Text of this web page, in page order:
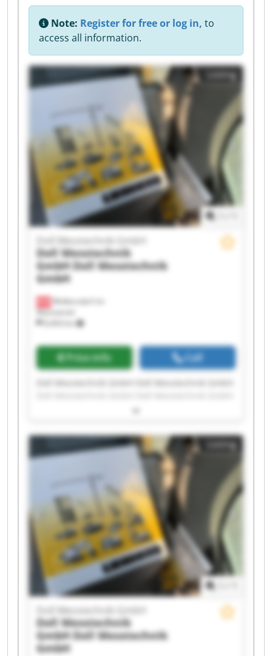
Note: Register for free or log in, to
access all information.
Listing
Wolkersdorf im
Weinviertel
8,404 km
Doll Messtechnik GmbH
Doll Messtechnik
GmbHDoll Messtechnik
GmbH
Price info Call
Doll Messtechnik GmbH Doll Messtechnik GmbH
Doll Messtechnik GmbH Doll Messtechnik GmbH
Doll Messtechnik GmbH Doll Messtechnik GmbH
Doll Messtechnik GmbH Doll Messtechnik GmbH
Doll Messtechnik GmbH Doll Messtechnik GmbH
Doll Messtechnik GmbH Doll Messtechnik GmbH
Doll Messtechnik GmbH Doll Messtechnik GmbH
Doll Messtechnik GmbH Doll Messtechnik GmbH
Listing
Doll Messtechnik GmbH
Doll Messtechnik
GmbHDoll Messtechnik
GmbH